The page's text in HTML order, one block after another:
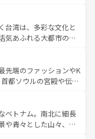
しい。
えてくれるハワイの
ワイアンミュージッ
てがハワイの魅力を彩
。
ルル（エアーズロッ
ケアンズの熱帯雨林な
フェやワイン、オージ
、サーフィンやダイ
ア好きにはたまらな
存分に味わいつくそ
台湾は、多彩な文化と
気あふれる大都市の台
部など、都市の喧騒
れる人に新しい発見と
深い台湾の食文化も魅
ラエティ豊かな料理
報は コンテンツ一覧を参
先端のファッションやK
都ソウルの宮殿や伝統
然美を楽しむことが
品のストリートフード
いる。夜には、韓国な
ベトナム。南北に細長
や青々とした山々、世